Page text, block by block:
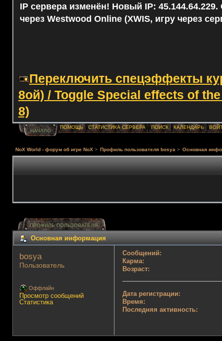
IP сервера изменён! Новый IP: 45.144.64.229.
через Westwood Online (XWIS, игру через
Переключить спецэффекты
8ой) / Toggle Special effects of
8)
НАЧАЛО
ПОМОЩЬ СТАТИСТИКА СЕРВЕРА ПОИСК КАЛЕНДАРЬ
NoX World - форум об игре NoX > Профиль пользователя bosya > Основная
ПРОФИЛЬ ПОЛЬЗОВАТЕЛЯ
Основная информация
bosya
Пользователь
Оффлайн
Просмотр сообщений
Статистика
Сообщений:
Карма:
Возраст:
Дата регистрации:
Время:
Последняя активность: